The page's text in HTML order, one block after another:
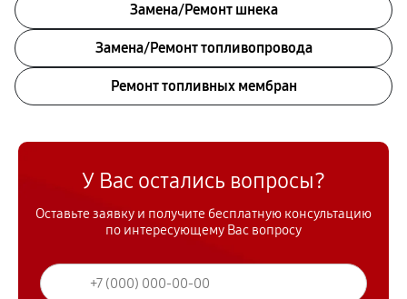
Замена/Pемонт шнека
Замена/Pемонт топливопровода
Ремонт топливных мембран
У Вас остались вопросы?
Оставьте заявку и получите бесплатную консультацию
по интересующему Вас вопросу